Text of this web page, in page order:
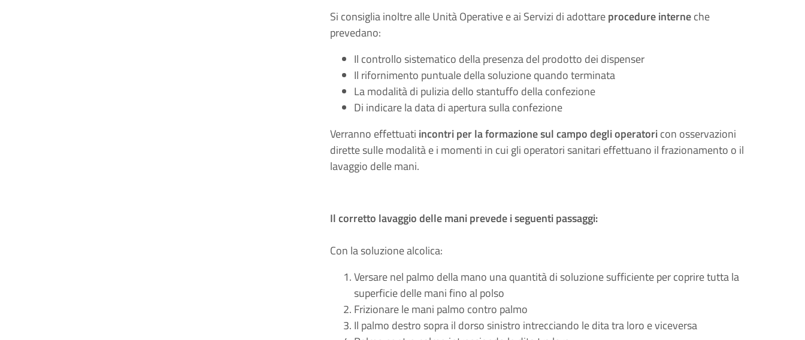
Si consiglia inoltre alle Unità Operative e ai Servizi di adottareprocedure interneche
prevedano:
Il controllo sistematico della presenza del prodotto dei dispenser
Il rifornimento puntuale della soluzione quando terminata
La modalità di pulizia dello stantuffo della confezione
Di indicare la data di apertura sulla confezione
Verranno effettuati incontri per la formazione sul campo degli operatoricon osservazioni
dirette sulle modalità e i momenti in cui gli operatori sanitari effettuano il frazionamento o il
lavaggio delle mani.
Il corretto lavaggio delle mani prevede i seguenti passaggi:
Con la soluzione alcolica:
Versare nel palmo della mano una quantità di soluzione sufficiente per coprire tutta la
superficie delle mani fino al polso
Frizionare le mani palmo contro palmo
Il palmo destro sopra il dorso sinistro intrecciando le dita tra loro e viceversa